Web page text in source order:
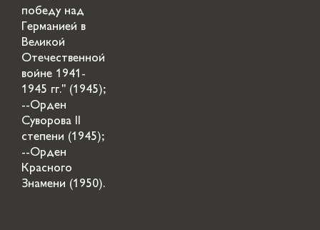
победу над
Германией в
Великой
Отечественной
войне 1941-
1945 гг." (1945);
--Орден
Суворова II
степени (1945);
--Орден
Красного
Знамени (1950).